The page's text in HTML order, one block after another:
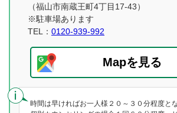
（福山市南蔵王町4丁目17-43）
※駐車場あります
TEL： 0120-939-992
Mapを見る
時間は早ければお一人様２０～３０分程度と